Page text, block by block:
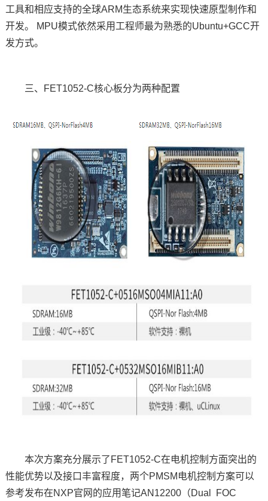
工具和相应支持的全球ARM生态系统来实现快速原型制作和
开发。 MPU模式依然采用工程师最为熟悉的Ubuntu+GCC开
发方式。
三、FET1052-C核心板分为两种配置
本次方案充分展示了FET1052-C在电机控制方面突出的
性能优势以及接口丰富程度，两个PMSM电机控制方案可以
参考发布在NXP官网的应用笔记AN12200（Dual FOC